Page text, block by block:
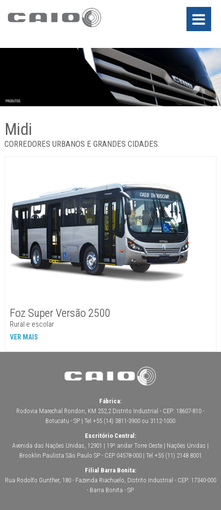
Midi
CORREDORES URBANOS E GRANDES CIDADES.
Foz Super Versão 2500
Rural e escolar
VER MAIS
Fábrica:
Rodovia Marechal Rondon, KM 252,2 Distrito Industrial - CEP: 18607-810 -
Botucatu - SP | Tel +55 (14) 3811-3900 ou 3112-1000
Escritório Central:
Avenida das Nações Unidas, 12901 | 19º andar Torre Oeste | Nações Unidas |
Brooklin Paulista São Paulo SP - CEP 04578-000 | Tel +55 (11) 2148 8001
Filial Barra Bonita:
Rua Rodolfo Gunther, 180 - Fazenda Riachuelo, Distrito Industrial - CEP: 17340-000
- Barra Bonita - SP